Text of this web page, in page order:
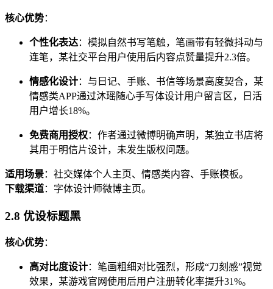
核心优势：
个性化表达：模拟自然书写笔触，笔画带有轻微抖动与
连笔，某社交平台用户使用后内容点赞量提升2.3倍。
情感化设计：与日记、手账、书信等场景高度契合，某
情感类APP通过沐瑶随心手写体设计用户留言区，日活
用户增长18%。
免费商用授权：作者通过微博明确声明，某独立书店将
其用于明信片设计，未发生版权问题。
适用场景：社交媒体个人主页、情感类内容、手账模板。
下载渠道：字体设计师微博主页。
2.8 优设标题黑
核心优势：
高对比度设计：笔画粗细对比强烈，形成“刀刻感”视觉
效果，某游戏官网使用后用户注册转化率提升31%。